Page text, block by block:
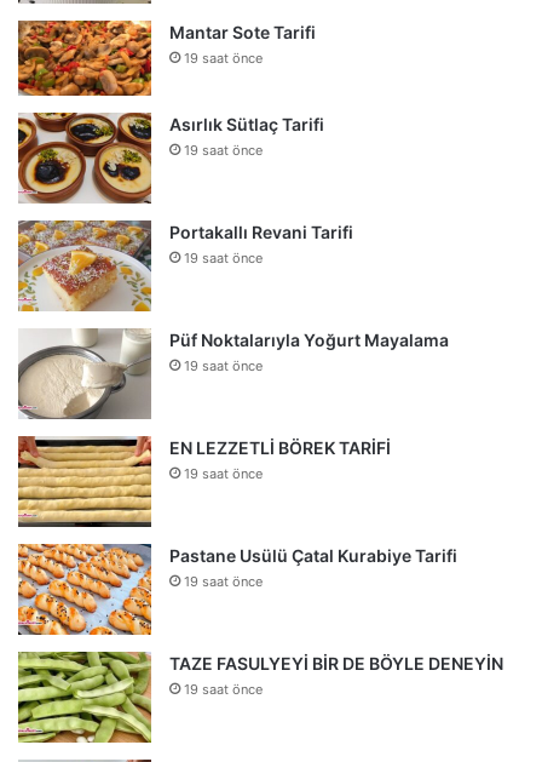
Mantar Sote Tarifi
19 saat önce
Asırlık Sütlaç Tarifi
19 saat önce
Portakallı Revani Tarifi
19 saat önce
Püf Noktalarıyla Yoğurt Mayalama
19 saat önce
EN LEZZETLİ BÖREK TARİFİ
19 saat önce
Pastane Usülü Çatal Kurabiye Tarifi
19 saat önce
TAZE FASULYEYİ BİR DE BÖYLE DENEYİN
19 saat önce